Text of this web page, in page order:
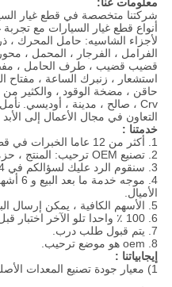
معلومات عنا:
أنواع قطع غيار السيارات مع تجربة
لأجزاء الشاسيه: حامل المحرك ،
الفرامل ، الفرجار ، المحمل ،
قضيب قضيب ، طرف الحامل ،
استشعار ، زنبرك الساعة ، مفتاح
حاقن ، مضخة الوقود ، والكثير من
Crv ، صالح ، مدينة ، أوديسي.
التعاون في مجال الأعمال إلى
خدمتنا :
1. أكثر من 12 عاما الخبرات في قطع غيار السيارات.
2. تصنيع OEM ترحيب: المنتج ، حزمة ...
3. سنقوم الرد عليك لسؤالكم في 24 ساعة.
4. موجه
الأميال.
5. الأسهم الكافية ، يمكن إرسال البضائع في 1-3 أيام.
6. 100 ٪ واحدا تلو الآخر اختبار قبل إرسالها.
7. يتم قبول طلب درب.
8. oem هو موضع ترحيب.
إيجابياتنا :
1) معيار جودة تصنيع المعدات الأصلية مضمونة